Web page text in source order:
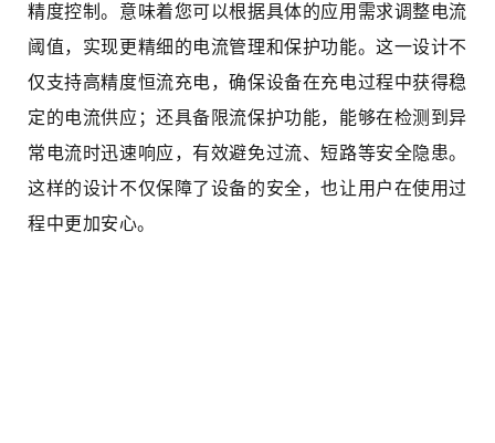
精度控制。意味着您可以根据具体的应用需求调整电流
阈值，实现更精细的电流管理和保护功能。这一设计不
仅支持高精度恒流充电，确保设备在充电过程中获得稳
定的电流供应；还具备限流保护功能，能够在检测到异
常电流时迅速响应，有效避免过流、短路等安全隐患。
这样的设计不仅保障了设备的安全，也让用户在使用过
程中更加安心。